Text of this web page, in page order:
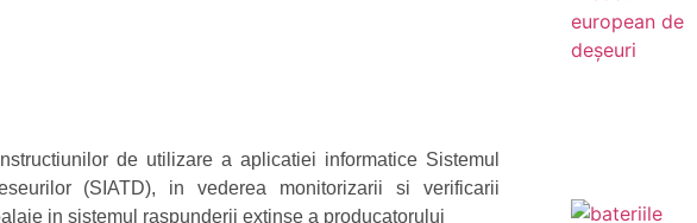
de utilizare a aplicatiei informatice Sistemul
(SIATD), in vederea monitorizarii si verificarii
in sistemul raspunderii extinse a producatorului